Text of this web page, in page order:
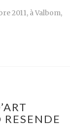
2011, à Valbom,